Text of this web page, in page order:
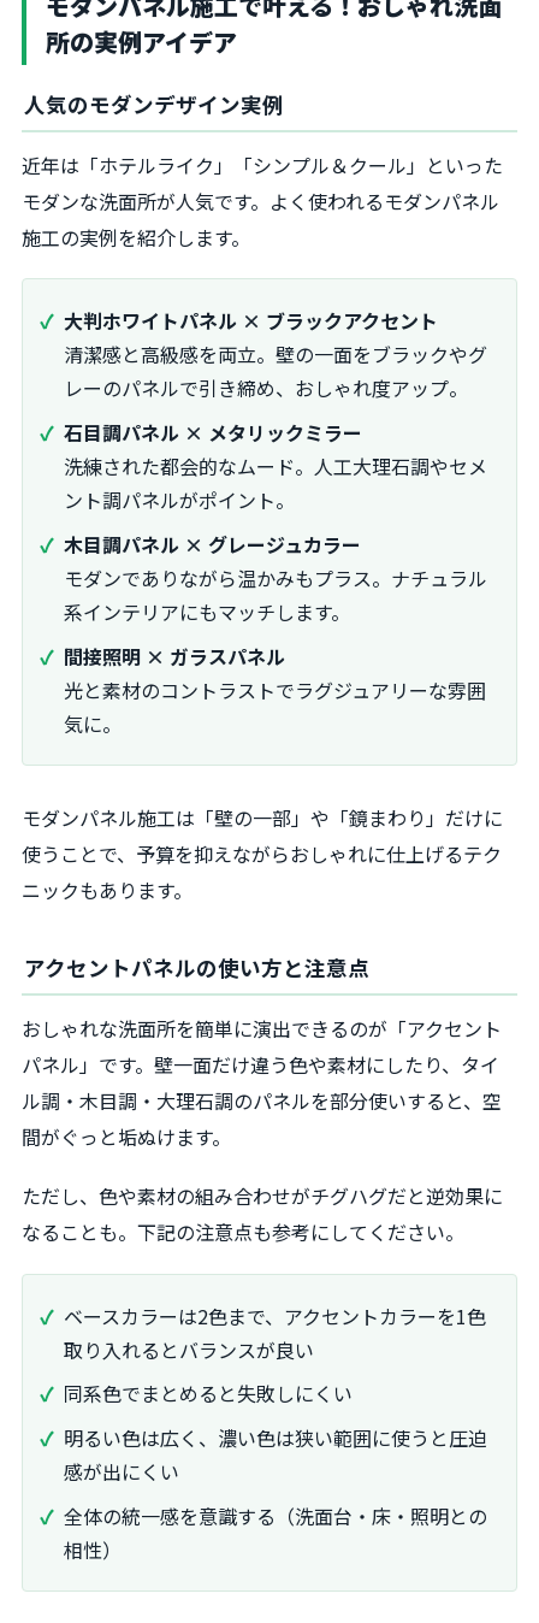
所の実例アイデア
人気のモダンデザイン実例
近年は「ホテルライク」「シンプル＆クール」といった
モダンな洗面所が人気です。よく使われるモダンパネル
施工の実例を紹介します。
大判ホワイトパネル × ブラックアクセント
清潔感と高級感を両立。壁の一面をブラックやグ
レーのパネルで引き締め、おしゃれ度アップ。
石目調パネル × メタリックミラー
洗練された都会的なムード。人工大理石調やセメ
ント調パネルがポイント。
木目調パネル × グレージュカラー
モダンでありながら温かみもプラス。ナチュラル
系インテリアにもマッチします。
間接照明 × ガラスパネル
光と素材のコントラストでラグジュアリーな雰囲
気に。
モダンパネル施工は「壁の一部」や「鏡まわり」だけに
使うことで、予算を抑えながらおしゃれに仕上げるテク
ニックもあります。
アクセントパネルの使い方と注意点
おしゃれな洗面所を簡単に演出できるのが「アクセント
パネル」です。壁一面だけ違う色や素材にしたり、タイ
ル調・木目調・大理石調のパネルを部分使いすると、空
間がぐっと垢ぬけます。
ただし、色や素材の組み合わせがチグハグだと逆効果に
なることも。下記の注意点も参考にしてください。
ベースカラーは2色まで、アクセントカラーを1色
取り入れるとバランスが良い
同系色でまとめると失敗しにくい
明るい色は広く、濃い色は狭い範囲に使うと圧迫
感が出にくい
全体の統一感を意識する（洗面台・床・照明との
相性）